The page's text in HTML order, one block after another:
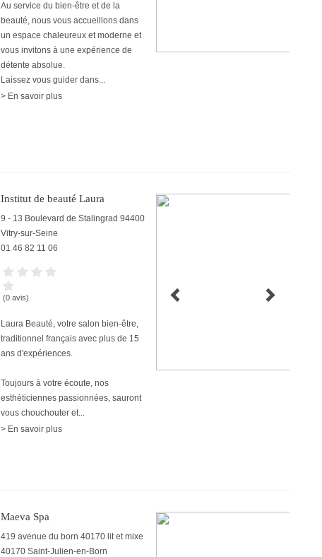
Au service du bien-être et de la
beauté, nous vous accueillons dans
un espace chaleureux et moderne et
vous invitons à une expérience de
détente absolue.
Laissez vous guider dans...
> En savoir plus
Institut de beauté Laura
9 - 13 Boulevard de Stalingrad 94400
Vitry-sur-Seine
01 46 82 11 06
(0 avis)
Laura Beauté, votre salon bien-être,
traditionnel français avec plus de 15
ans d'expériences.
Toujours à votre écoute, nos
esthéticiennes passionnées, sauront
vous chouchouter et...
> En savoir plus
Maeva Spa
419 avenue du born 40170 lit et mixe
40170 Saint-Julien-en-Born